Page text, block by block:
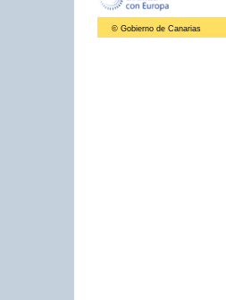
© Gobierno de Canarias